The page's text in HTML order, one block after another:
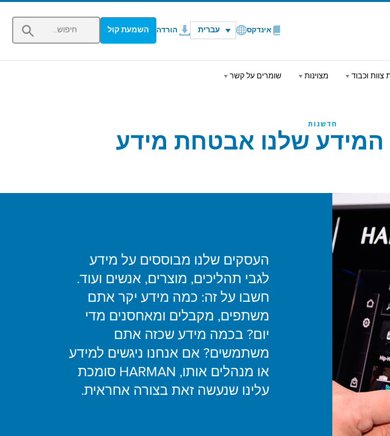
אינדקס עברית הורדה השמעת קולנפתח בחלון חדש
צוות וכבוד מצוינות שומרים על קשר
חדשנות
המידע שלנו אבטחת מידע
העסקים שלנו מבוססים על מידע
לגבי תהליכים, מוצרים, אנשים ועוד.
חשבו על זה: כמה מידע יקר אתם
משתפים, מקבלים ומאחסנים מדי
יום? בכמה מידע שכזה אתם
משתמשים? אם אנחנו ניגשים למידע
או מנהלים אותו, HARMAN סומכת
עלינו שנעשה זאת בצורה אחראית.